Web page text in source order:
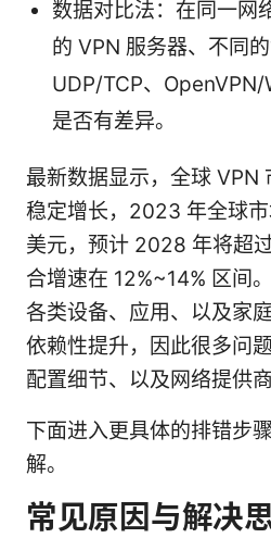
数据对比法：在同一网
的 VPN 服务器、不同
UDP/TCP、
是否有差异。
最新数据显示，全球 VPN
稳定增长，2023 年全球
美元，预计 2028 年将超
合增速在 12%~14% 区间
各类设备、应用、以及家
依赖性提升，因此很多问
配置细节、以及网络提供
下面进入更具体的排错步
解。
常见原因与解决